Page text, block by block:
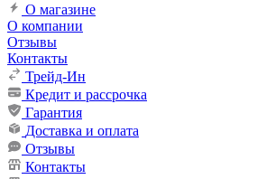
О магазине
О компании
Отзывы
Контакты
Трейд-Ин
Кредит и рассрочка
Гарантия
Доставка и оплата
Отзывы
Контакты